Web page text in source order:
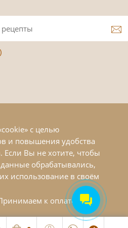
с целью
и повышения удобства
Если Вы не хотите, чтобы
обрабатывались,
использование в своём